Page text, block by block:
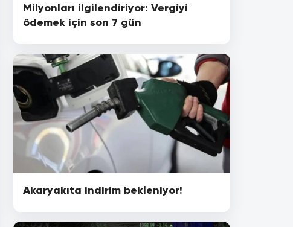
Milyonları ilgilendiriyor: Vergiyi
ödemek için son 7 gün
Akaryakıta indirim bekleniyor!